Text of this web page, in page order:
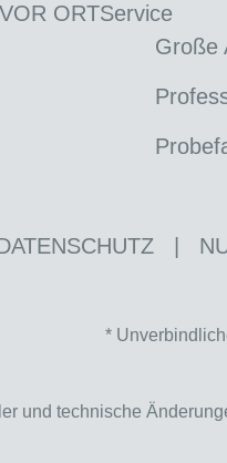
ORTService
Große
*
und technische